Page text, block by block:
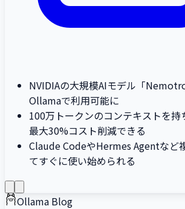
NVIDIAの大規模AIモデル「
Ollamaで利用可能に
100万トークンのコンテキストを持
最大30%コスト削減できる
Claude CodeやHermes Agentなど
てすぐに使い始められる
Ollama Blog